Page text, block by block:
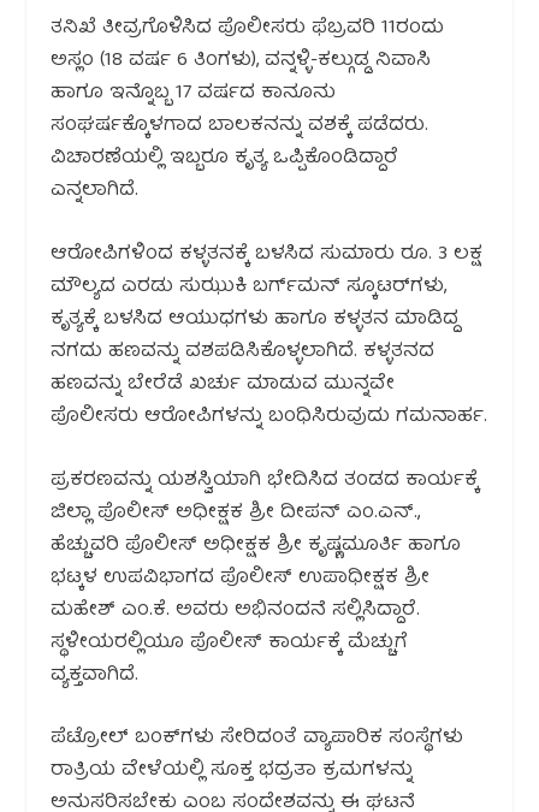
ತನಿಖೆ ತೀವ್ರಗೊಳಿಸಿದ ಪೊಲೀಸರು ಫೆಬ್ರವರಿ 11ರಂದು
ಅಸ್ಲಂ (18 ವರ್ಷ 6 ತಿಂಗಳು), ವನ್ನಳ್ಳಿ-ಕಲ್ಗುಡ್ಡ ನಿವಾಸಿ
ಹಾಗೂ ಇನ್ನೊಬ್ಬ 17 ವರ್ಷದ ಕಾನೂನು
ಸಂಘರ್ಷಕ್ಕೊಳಗಾದ ಬಾಲಕನನ್ನು ವಶಕ್ಕೆ ಪಡೆದರು.
ವಿಚಾರಣೆಯಲ್ಲಿ ಇಬ್ಬರೂ ಕೃತ್ಯ ಒಪ್ಪಿಕೊಂಡಿದ್ದಾರೆ
ಎನ್ನಲಾಗಿದೆ.
ಆರೋಪಿಗಳಿಂದ ಕಳ್ಳತನಕ್ಕೆ ಬಳಸಿದ ಸುಮಾರು ರೂ. 3 ಲಕ್ಷ
ಮೌಲ್ಯದ ಎರಡು ಸುಝುಕಿ ಬರ್ಗ್‌ಮನ್ ಸ್ಕೂಟರ್‌ಗಳು,
ಕೃತ್ಯಕ್ಕೆ ಬಳಸಿದ ಆಯುಧಗಳು ಹಾಗೂ ಕಳ್ಳತನ ಮಾಡಿದ್ದ
ನಗದು ಹಣವನ್ನು ವಶಪಡಿಸಿಕೊಳ್ಳಲಾಗಿದೆ. ಕಳ್ಳತನದ
ಹಣವನ್ನು ಬೇರೆಡೆ ಖರ್ಚು ಮಾಡುವ ಮುನ್ನವೇ
ಪೊಲೀಸರು ಆರೋಪಿಗಳನ್ನು ಬಂಧಿಸಿರುವುದು ಗಮನಾರ್ಹ.
ಪ್ರಕರಣವನ್ನು ಯಶಸ್ವಿಯಾಗಿ ಭೇದಿಸಿದ ತಂಡದ ಕಾರ್ಯಕ್ಕೆ
ಜಿಲ್ಲಾ ಪೊಲೀಸ್ ಅಧೀಕ್ಷಕ ಶ್ರೀ ದೀಪನ್ ಎಂ.ಎನ್.,
ಹೆಚ್ಚುವರಿ ಪೊಲೀಸ್ ಅಧೀಕ್ಷಕ ಶ್ರೀ ಕೃಷ್ಣಮೂರ್ತಿ ಹಾಗೂ
ಭಟ್ಕಳ ಉಪವಿಭಾಗದ ಪೊಲೀಸ್ ಉಪಾಧೀಕ್ಷಕ ಶ್ರೀ
ಮಹೇಶ್ ಎಂ.ಕೆ. ಅವರು ಅಭಿನಂದನೆ ಸಲ್ಲಿಸಿದ್ದಾರೆ.
ಸ್ಥಳೀಯರಲ್ಲಿಯೂ ಪೊಲೀಸ್ ಕಾರ್ಯಕ್ಕೆ ಮೆಚ್ಚುಗೆ
ವ್ಯಕ್ತವಾಗಿದೆ.
ಪೆಟ್ರೋಲ್ ಬಂಕ್‌ಗಳು ಸೇರಿದಂತೆ ವ್ಯಾಪಾರಿಕ ಸಂಸ್ಥೆಗಳು
ರಾತ್ರಿಯ ವೇಳೆಯಲ್ಲಿ ಸೂಕ್ತ ಭದ್ರತಾ ಕ್ರಮಗಳನ್ನು
ಅನುಸರಿಸಬೇಕು ಎಂಬ ಸಂದೇಶವನ್ನು ಈ ಘಟನೆ